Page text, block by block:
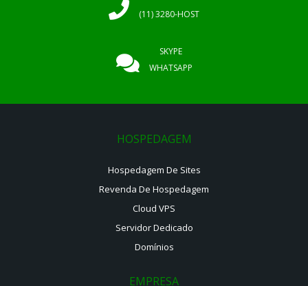
(11) 3280-HOST
SKYPE
WHATSAPP
HOSPEDAGEM
Hospedagem De Sites
Revenda De Hospedagem
Cloud VPS
Servidor Dedicado
Domínios
EMPRESA